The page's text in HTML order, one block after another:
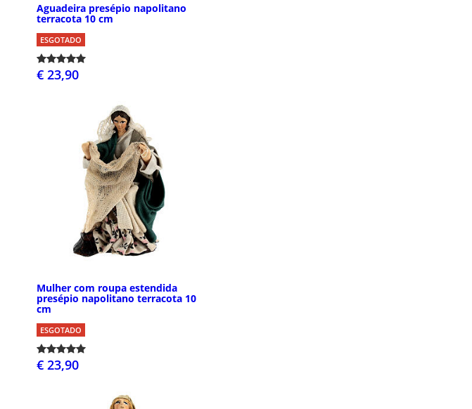
Aguadeira presépio napolitano
terracota 10 cm
ESGOTADO
€ 23,90
Mulher com roupa estendida
presépio napolitano terracota 10
cm
ESGOTADO
€ 23,90